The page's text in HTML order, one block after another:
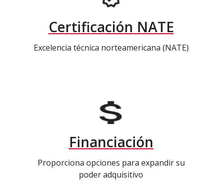
Certificación NATE
Excelencia técnica norteamericana (NATE)
Financiación
Proporciona opciones para expandir su
poder adquisitivo